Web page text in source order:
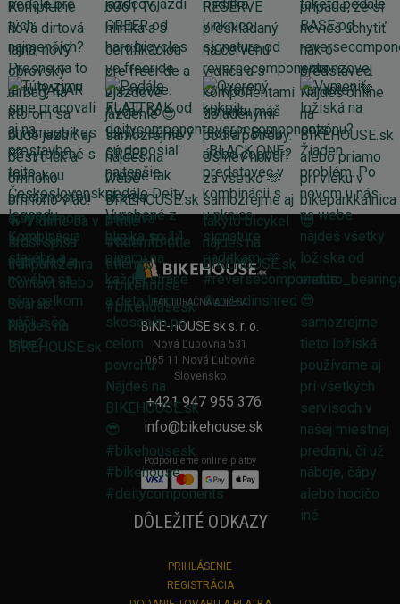
FAKTURAČNÁ ADRESA
BIKE-HOUSE.sk s. r. o.
Nová Ľubovňa 531
065 11 Nová Ľubovňa
Slovensko
+421 947 955 376
info@bikehouse.sk
Podporujeme online platby
DÔLEŽITÉ ODKAZY
PRIHLÁSENIE
REGISTRÁCIA